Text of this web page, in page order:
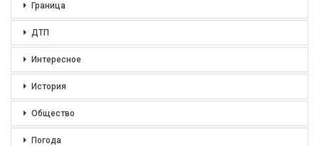
Граница
ДТП
Интересное
История
Общество
Погода